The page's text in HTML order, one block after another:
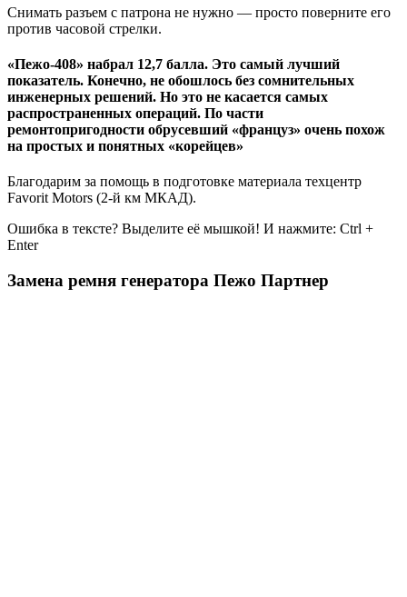
Снимать разъем с патрона не нужно — просто поверните его
против часовой стрелки.
«Пежо-408» набрал 12,7 балла. Это самый лучший
показатель. Конечно, не обошлось без сомнительных
инженерных решений. Но это не касается самых
распространенных операций. По части
ремонтопригодности обрусевший «француз» очень похож
на простых и понятных «корейцев»
Благодарим за помощь в подготовке материала техцентр
Favorit Motors (2-й км МКАД).
Ошибка в тексте? Выделите её мышкой! И нажмите: Ctrl +
Enter
Замена ремня генератора Пежо Партнер